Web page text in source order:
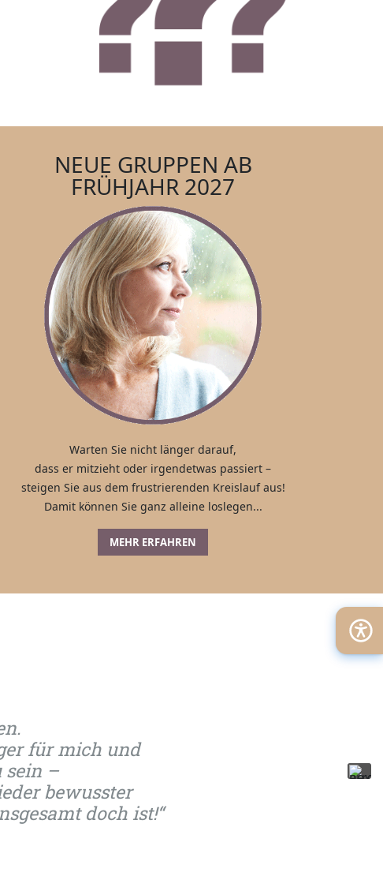
NEUE GRUPPEN AB
FRÜHJAHR 2027
Warten Sie nicht länger darauf,
dass er mitzieht oder irgendetwas passiert –
steigen Sie aus dem frustrierenden Kreislauf aus!
Damit können Sie ganz alleine loslegen...
MEHR ERFAHREN
für mich und
sein –
bewusster
doch ist!“